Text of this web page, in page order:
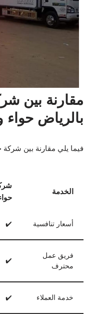
مقارنة بين
بالرياض
فيما يلي مقارنة بين
الخدمة
أسعار تنافسية ✔️
فريق عمل
محترف
✔️
خدمة العملاء ✔️